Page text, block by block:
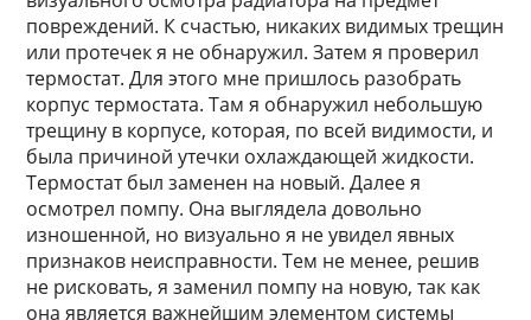
повреждений. К счастью, никаких видимых трещин
или протечек я не обнаружил. Затем я проверил
термостат. Для этого мне пришлось разобрать
корпус термостата. Там я обнаружил небольшую
трещину в корпусе, которая, по всей видимости, и
была причиной утечки охлаждающей жидкости.
Термостат был заменен на новый. Далее я
осмотрел помпу. Она выглядела довольно
изношенной, но визуально я не увидел явных
признаков неисправности. Тем не менее, решив
не рисковать, я заменил помпу на новую, так как
она является важнейшим элементом системы